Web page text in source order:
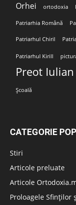
Orhei ortodoxia
Patriarhia Română
Patriarhul Chiril
Patriarhul Kirill
Preot Iulian
Școală
CATEGORIE
Stiri
Articole preluate
Articole
Proloagele Sfinților